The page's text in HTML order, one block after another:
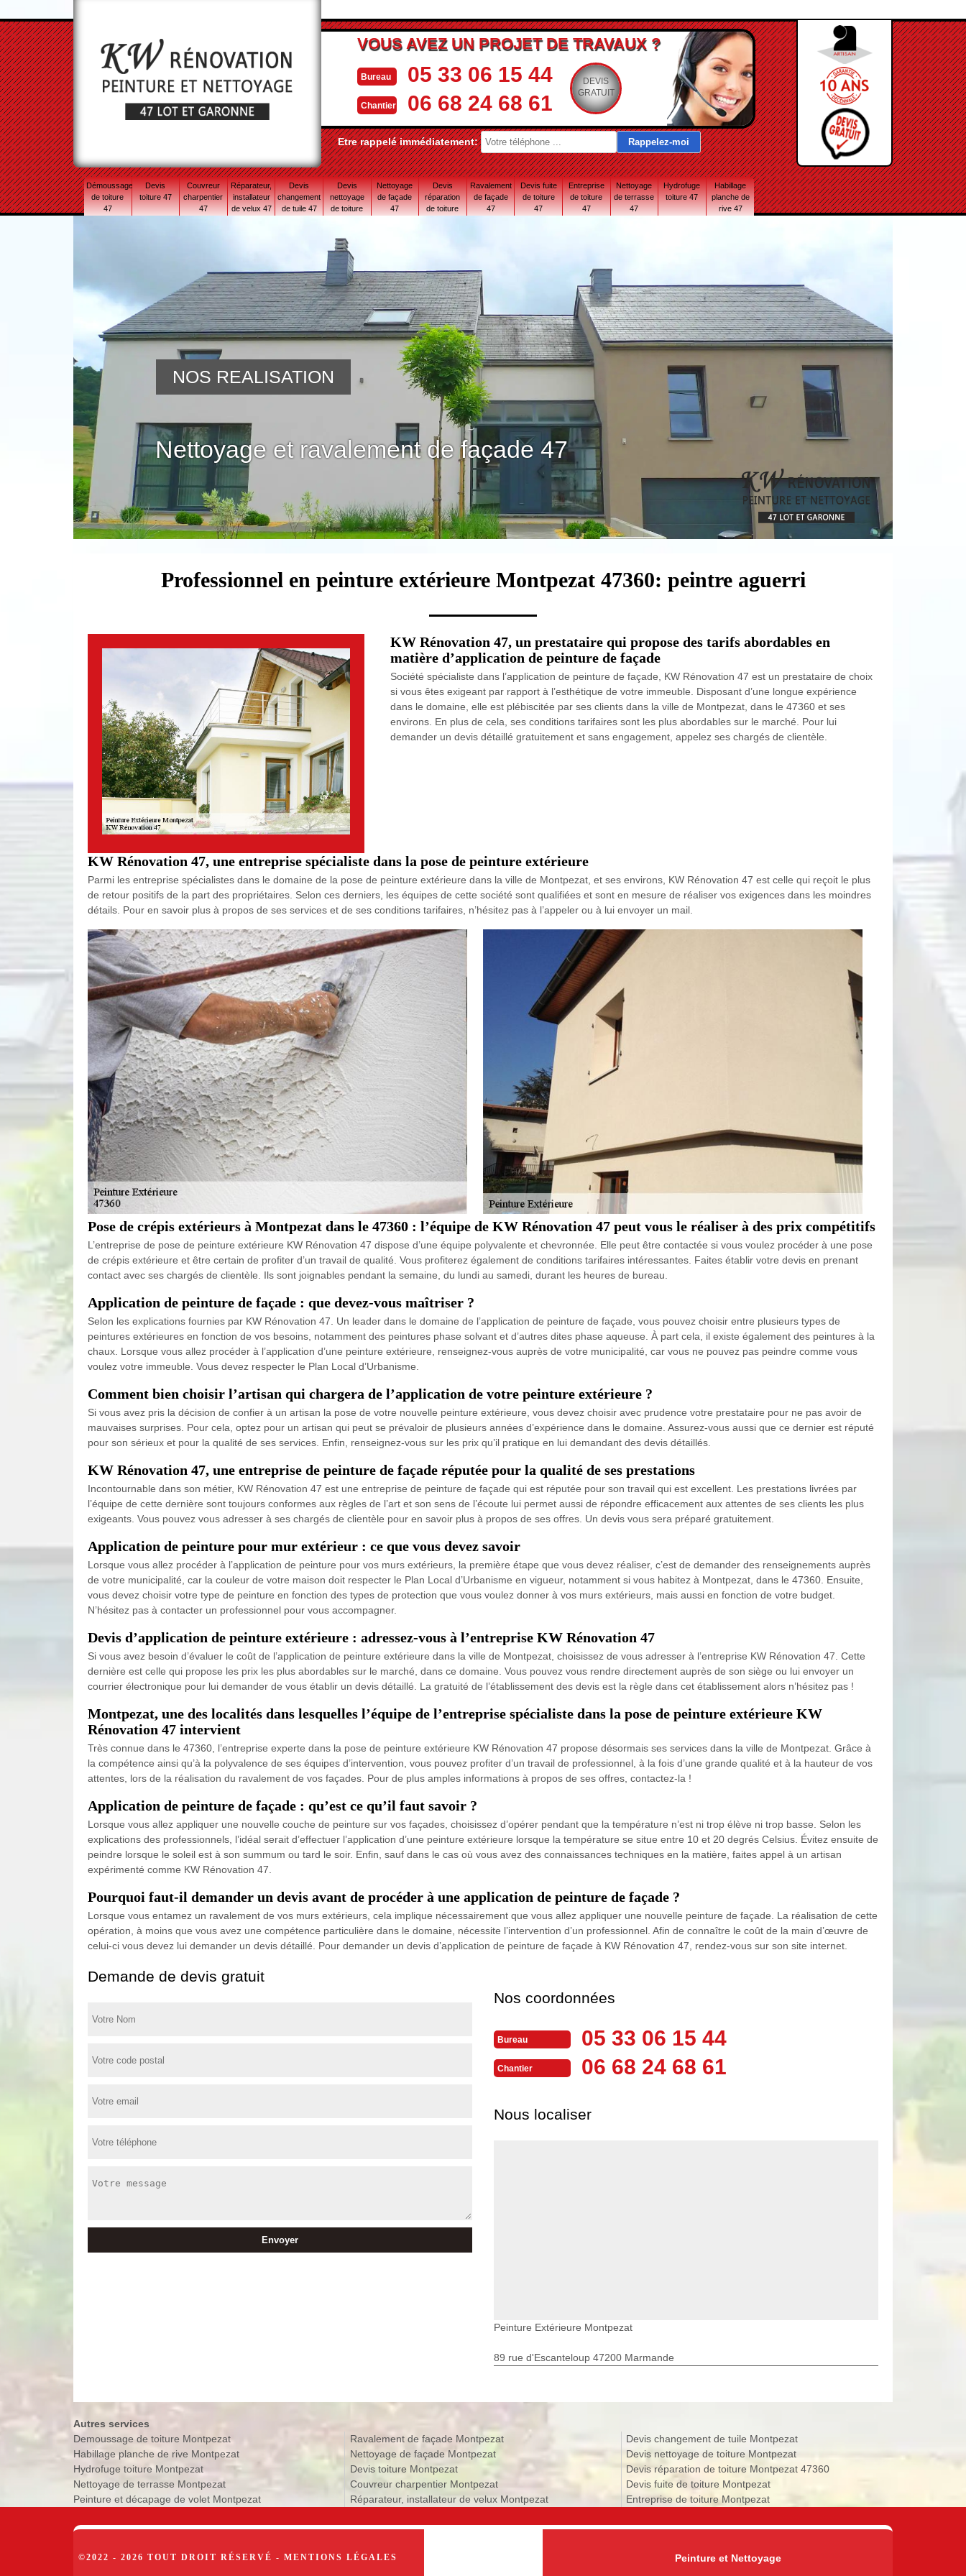
VOUS AVEZ UN PROJET DE TRAVAUX ?
Bureau 05 33 06 15 44
Chantier 06 68 24 68 61
DEVIS
GRATUIT
Etre rappelé immédiatement:
Démoussage
de toiture
47
Devis
toiture 47
Couvreur
charpentier
47
Réparateur,
installateur
de velux 47
Devis
changement
de tuile 47
Devis
nettoyage
de toiture
Nettoyage
de façade
47
Devis
réparation
de toiture
Ravalement
de façade
47
Devis fuite
de toiture
47
Entreprise
de toiture
47
Nettoyage
de terrasse
47
Hydrofuge
toiture 47
Habillage
planche de
rive 47
Nettoyage et ravalement de façade 47
NOS REALISATION
Professionnel en peinture extérieure Montpezat 47360: peintre aguerri
KW Rénovation 47, un prestataire qui propose des tarifs abordables en
matière d’application de peinture de façade
Société spécialiste dans l’application de peinture de façade, KW Rénovation 47 est un prestataire de choix
si vous êtes exigeant par rapport à l’esthétique de votre immeuble. Disposant d’une longue expérience
dans le domaine, elle est plébiscitée par ses clients dans la ville de Montpezat, dans le 47360 et ses
environs. En plus de cela, ses conditions tarifaires sont les plus abordables sur le marché. Pour lui
demander un devis détaillé gratuitement et sans engagement, appelez ses chargés de clientèle.
KW Rénovation 47, une entreprise spécialiste dans la pose de peinture extérieure
Parmi les entreprise spécialistes dans le domaine de la pose de peinture extérieure dans la ville de Montpezat, et ses environs, KW Rénovation 47 est celle qui reçoit le plus
de retour positifs de la part des propriétaires. Selon ces derniers, les équipes de cette société sont qualifiées et sont en mesure de réaliser vos exigences dans les moindres
détails. Pour en savoir plus à propos de ses services et de ses conditions tarifaires, n’hésitez pas à l’appeler ou à lui envoyer un mail.
Pose de crépis extérieurs à Montpezat dans le 47360 : l’équipe de KW Rénovation 47 peut vous le réaliser à des prix compétitifs
L’entreprise de pose de peinture extérieure KW Rénovation 47 dispose d’une équipe polyvalente et chevronnée. Elle peut être contactée si vous voulez procéder à une pose
de crépis extérieure et être certain de profiter d’un travail de qualité. Vous profiterez également de conditions tarifaires intéressantes. Faites établir votre devis en prenant
contact avec ses chargés de clientèle. Ils sont joignables pendant la semaine, du lundi au samedi, durant les heures de bureau.
Application de peinture de façade : que devez-vous maîtriser ?
Selon les explications fournies par KW Rénovation 47. Un leader dans le domaine de l’application de peinture de façade, vous pouvez choisir entre plusieurs types de
peintures extérieures en fonction de vos besoins, notamment des peintures phase solvant et d’autres dites phase aqueuse. À part cela, il existe également des peintures à la
chaux. Lorsque vous allez procéder à l’application d’une peinture extérieure, renseignez-vous auprès de votre municipalité, car vous ne pouvez pas peindre comme vous
voulez votre immeuble. Vous devez respecter le Plan Local d’Urbanisme.
Comment bien choisir l’artisan qui chargera de l’application de votre peinture extérieure ?
Si vous avez pris la décision de confier à un artisan la pose de votre nouvelle peinture extérieure, vous devez choisir avec prudence votre prestataire pour ne pas avoir de
mauvaises surprises. Pour cela, optez pour un artisan qui peut se prévaloir de plusieurs années d’expérience dans le domaine. Assurez-vous aussi que ce dernier est réputé
pour son sérieux et pour la qualité de ses services. Enfin, renseignez-vous sur les prix qu’il pratique en lui demandant des devis détaillés.
KW Rénovation 47, une entreprise de peinture de façade réputée pour la qualité de ses prestations
Incontournable dans son métier, KW Rénovation 47 est une entreprise de peinture de façade qui est réputée pour son travail qui est excellent. Les prestations livrées par
l’équipe de cette dernière sont toujours conformes aux règles de l’art et son sens de l’écoute lui permet aussi de répondre efficacement aux attentes de ses clients les plus
exigeants. Vous pouvez vous adresser à ses chargés de clientèle pour en savoir plus à propos de ses offres. Un devis vous sera préparé gratuitement.
Application de peinture pour mur extérieur : ce que vous devez savoir
Lorsque vous allez procéder à l’application de peinture pour vos murs extérieurs, la première étape que vous devez réaliser, c’est de demander des renseignements auprès
de votre municipalité, car la couleur de votre maison doit respecter le Plan Local d’Urbanisme en vigueur, notamment si vous habitez à Montpezat, dans le 47360. Ensuite,
vous devez choisir votre type de peinture en fonction des types de protection que vous voulez donner à vos murs extérieurs, mais aussi en fonction de votre budget.
N’hésitez pas à contacter un professionnel pour vous accompagner.
Devis d’application de peinture extérieure : adressez-vous à l’entreprise KW Rénovation 47
Si vous avez besoin d’évaluer le coût de l’application de peinture extérieure dans la ville de Montpezat, choisissez de vous adresser à l’entreprise KW Rénovation 47. Cette
dernière est celle qui propose les prix les plus abordables sur le marché, dans ce domaine. Vous pouvez vous rendre directement auprès de son siège ou lui envoyer un
courrier électronique pour lui demander de vous établir un devis détaillé. La gratuité de l’établissement des devis est la règle dans cet établissement alors n’hésitez pas !
Montpezat, une des localités dans lesquelles l’équipe de l’entreprise spécialiste dans la pose de peinture extérieure KW
Rénovation 47 intervient
Très connue dans le 47360, l’entreprise experte dans la pose de peinture extérieure KW Rénovation 47 propose désormais ses services dans la ville de Montpezat. Grâce à
la compétence ainsi qu’à la polyvalence de ses équipes d’intervention, vous pouvez profiter d’un travail de professionnel, à la fois d’une grande qualité et à la hauteur de vos
attentes, lors de la réalisation du ravalement de vos façades. Pour de plus amples informations à propos de ses offres, contactez-la !
Application de peinture de façade : qu’est ce qu’il faut savoir ?
Lorsque vous allez appliquer une nouvelle couche de peinture sur vos façades, choisissez d’opérer pendant que la température n’est ni trop élève ni trop basse. Selon les
explications des professionnels, l’idéal serait d’effectuer l’application d’une peinture extérieure lorsque la température se situe entre 10 et 20 degrés Celsius. Évitez ensuite de
peindre lorsque le soleil est à son summum ou tard le soir. Enfin, sauf dans le cas où vous avez des connaissances techniques en la matière, faites appel à un artisan
expérimenté comme KW Rénovation 47.
Pourquoi faut-il demander un devis avant de procéder à une application de peinture de façade ?
Lorsque vous entamez un ravalement de vos murs extérieurs, cela implique nécessairement que vous allez appliquer une nouvelle peinture de façade. La réalisation de cette
opération, à moins que vous avez une compétence particulière dans le domaine, nécessite l’intervention d’un professionnel. Afin de connaître le coût de la main d’œuvre de
celui-ci vous devez lui demander un devis détaillé. Pour demander un devis d’application de peinture de façade à KW Rénovation 47, rendez-vous sur son site internet.
Demande de devis gratuit
Nos coordonnées
Bureau 05 33 06 15 44
Chantier 06 68 24 68 61
Nous localiser
Peinture Extérieure Montpezat
89 rue d'Escanteloup 47200 Marmande
Autres services
Demoussage de toiture Montpezat
Habillage planche de rive Montpezat
Hydrofuge toiture Montpezat
Nettoyage de terrasse Montpezat
Peinture et décapage de volet Montpezat
Ravalement de façade Montpezat
Nettoyage de façade Montpezat
Devis toiture Montpezat
Couvreur charpentier Montpezat
Réparateur, installateur de velux Montpezat
Devis changement de tuile Montpezat
Devis nettoyage de toiture Montpezat
Devis réparation de toiture Montpezat 47360
Devis fuite de toiture Montpezat
Entreprise de toiture Montpezat
©2022 - 2026 TOUT DROIT RÉSERVÉ - MENTIONS LÉGALES Peinture et Nettoyage